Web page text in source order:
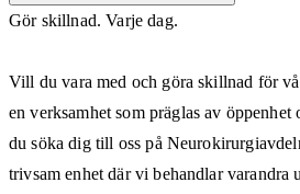
Gör skillnad. Varje dag.
Vill du vara med och göra skillnad för
en verksamhet som präglas av
du söka dig till oss på
trivsam enhet där vi behandlar varandra